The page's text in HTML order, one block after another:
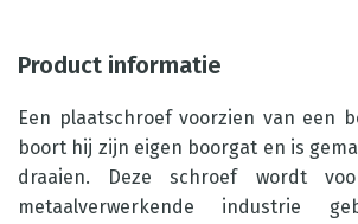
Product informatie
Een plaatschroef voorzien van een
boort hij zijn eigen boorgat en is
draaien. Deze schroef wordt
metaalverwerkende industrie